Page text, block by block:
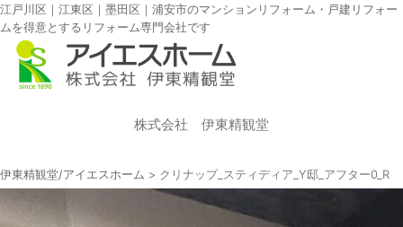
江戸川区｜江東区｜墨田区｜浦安市のマンションリフォーム・戸建リフォー
ムを得意とするリフォーム専門会社です
株式会社 伊東精観堂
伊東精観堂/アイエスホーム > クリナップ_スティディア_Y邸_アフター0_R